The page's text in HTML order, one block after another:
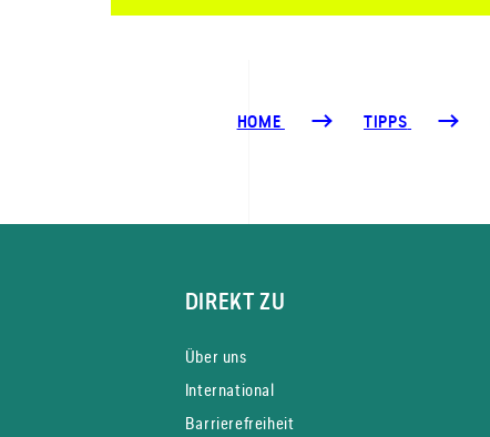
HOME TIPPS
DIREKT ZU
Über uns
International
Barrierefreiheit